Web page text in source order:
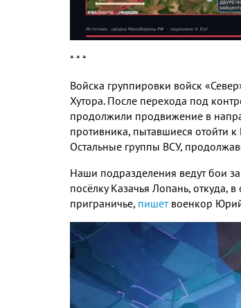
* * *
Войска группировки войск
Хутора. После перехода под
продолжили продвижение в
противника, пытавшиеся отойти
Остальные группы ВСУ,
Наши подразделения ведут бои
посёлку Казачья Лопань,
приграничье, пишет военкор